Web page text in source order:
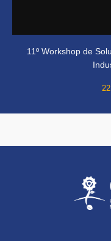
11º Workshop de